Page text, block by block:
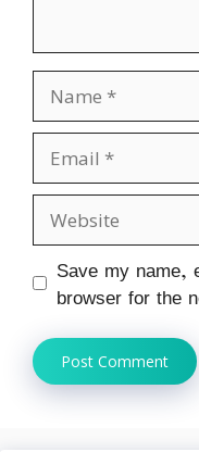
Name
Email
Website
Save my name,
browser for the